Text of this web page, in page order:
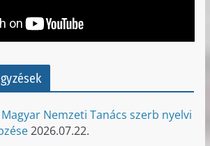
Nemzeti Tanács szerb nyelvi
2026.07.22.